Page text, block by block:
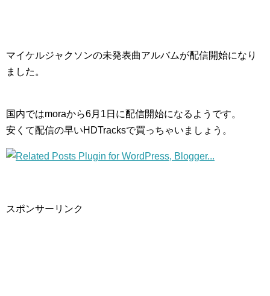
マイケルジャクソンの未発表曲アルバムが配信開始になり
ました。
国内ではmoraから6月1日に配信開始になるようです。
安くて配信の早いHDTracksで買っちゃいましょう。
スポンサーリンク